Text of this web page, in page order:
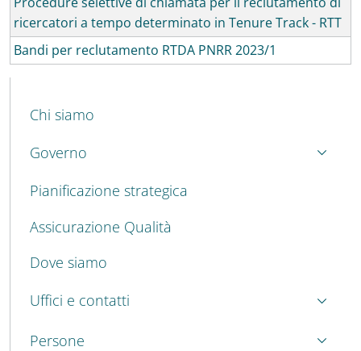
ricercatori a tempo determinato in Tenure Track - RTT
Bandi per reclutamento RTDA PNRR 2023/1
MENU CEV SECOND NAVIGATION
Chi siamo
Governo
Pianificazione strategica
Assicurazione Qualità
Dove siamo
Uffici e contatti
Persone